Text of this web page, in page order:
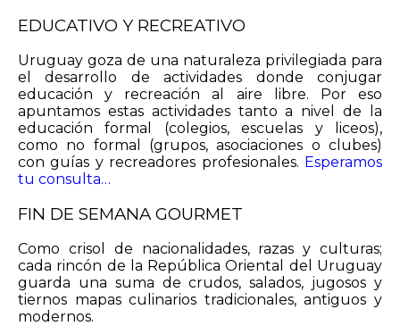
EDUCATIVO Y RECREATIVO
Uruguay goza de una naturaleza privilegiada para
el desarrollo de actividades donde conjugar
educación y recreación al aire libre. Por eso
apuntamos estas actividades tanto a nivel de la
educación formal (colegios, escuelas y liceos),
como no formal (grupos, asociaciones o clubes)
con guías y recreadores profesionales. Esperamos
tu consulta…
FIN DE SEMANA GOURMET
Como crisol de nacionalidades, razas y culturas;
cada rincón de la República Oriental del Uruguay
guarda una suma de crudos, salados, jugosos y
tiernos mapas culinarios tradicionales, antiguos y
modernos.